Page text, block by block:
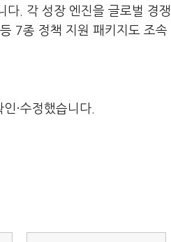
다. 각 성장 엔진을 글로벌 경쟁
7종 정책 지원 패키지도 조속
·수정했습니다.